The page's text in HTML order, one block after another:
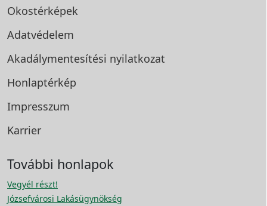
Okostérképek
Adatvédelem
Akadálymentesítési nyilatkozat
Honlaptérkép
Impresszum
Karrier
További honlapok
Vegyél részt!
Józsefvárosi Lakásügynökség